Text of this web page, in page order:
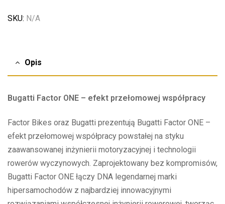
SKU: N/A
Opis
Bugatti Factor ONE – efekt przełomowej współpracy
Factor Bikes oraz Bugatti prezentują Bugatti Factor ONE –
efekt przełomowej współpracy powstałej na styku
zaawansowanej inżynierii motoryzacyjnej i technologii
rowerów wyczynowych. Zaprojektowany bez kompromisów,
Bugatti Factor ONE łączy DNA legendarnej marki
hipersamochodów z najbardziej innowacyjnymi